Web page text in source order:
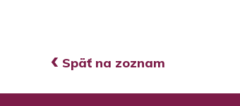
‹ Späť na zoznam